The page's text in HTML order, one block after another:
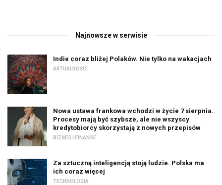
Najnowsze w serwisie
Indie coraz bliżej Polaków. Nie tylko na wakacjach
AKTUALNOŚCI
Nowa ustawa frankowa wchodzi w życie 7 sierpnia.
Procesy mają być szybsze, ale nie wszyscy
kredytobiorcy skorzystają z nowych przepisów
BIZNES I FINANSE
Za sztuczną inteligencją stoją ludzie. Polska ma
ich coraz więcej
TECHNOLOGIA